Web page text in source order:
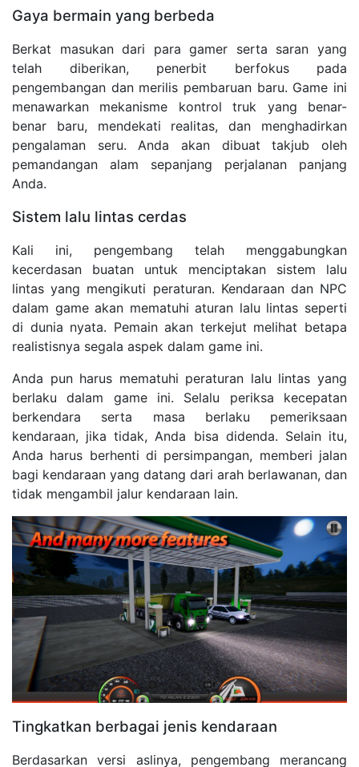
Gaya bermain yang berbeda
Berkat masukan dari para gamer serta saran yang
telah diberikan, penerbit berfokus pada
pengembangan dan merilis pembaruan baru. Game ini
menawarkan mekanisme kontrol truk yang benar-
benar baru, mendekati realitas, dan menghadirkan
pengalaman seru. Anda akan dibuat takjub oleh
pemandangan alam sepanjang perjalanan panjang
Anda.
Sistem lalu lintas cerdas
Kali ini, pengembang telah menggabungkan
kecerdasan buatan untuk menciptakan sistem lalu
lintas yang mengikuti peraturan. Kendaraan dan NPC
dalam game akan mematuhi aturan lalu lintas seperti
di dunia nyata. Pemain akan terkejut melihat betapa
realistisnya segala aspek dalam game ini.
Anda pun harus mematuhi peraturan lalu lintas yang
berlaku dalam game ini. Selalu periksa kecepatan
berkendara serta masa berlaku pemeriksaan
kendaraan, jika tidak, Anda bisa didenda. Selain itu,
Anda harus berhenti di persimpangan, memberi jalan
bagi kendaraan yang datang dari arah berlawanan, dan
tidak mengambil jalur kendaraan lain.
Tingkatkan berbagai jenis kendaraan
Berdasarkan versi aslinya, pengembang merancang